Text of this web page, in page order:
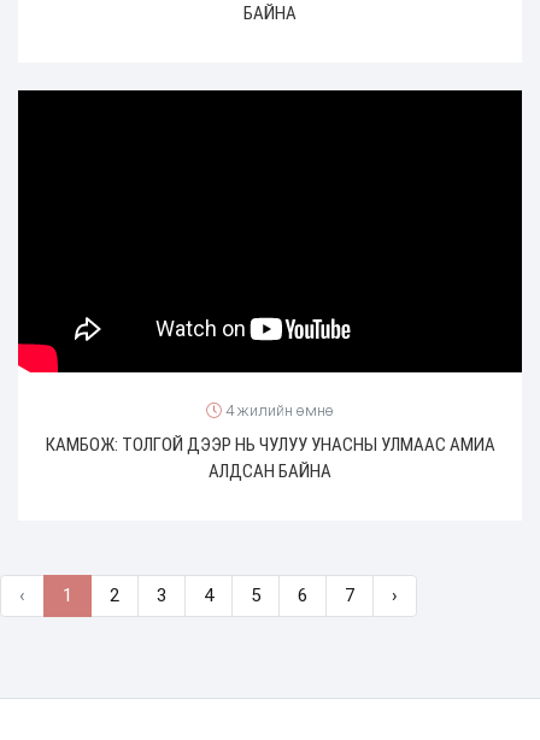
БАЙНА
4 жилийн өмнө
КАМБОЖ: ТОЛГОЙ ДЭЭР НЬ ЧУЛУУ УНАСНЫ УЛМААС АМИА
АЛДСАН БАЙНА
‹ 1 2 3 4 5 6 7 ›